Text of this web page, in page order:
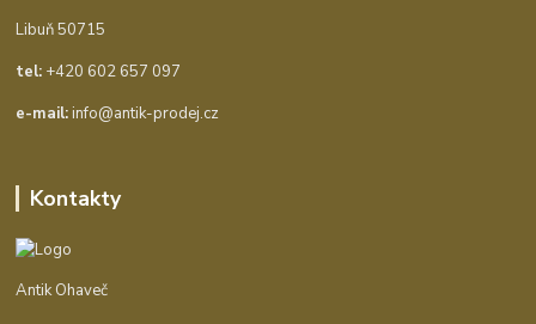
Libuň 50715
tel: +420 602 657 097
e-mail:info@antik-prodej.cz
Kontakty
Antik Ohaveč